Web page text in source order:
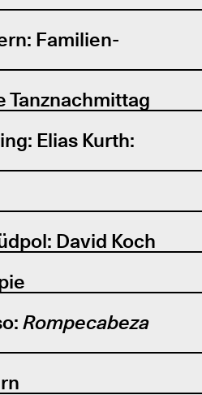
Familien-
Tanznachmittag
Elias Kurth:
David Koch
Rompecabeza